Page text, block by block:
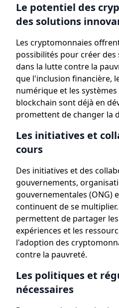
Le potentiel des
des solutions
Les cryptomonnaies
possibilités pour créer
dans la lutte contre la
que l'inclusion financière,
numérique et les
blockchain sont déjà en
promettent de changer la
Les initiatives et
cours
Des initiatives et des
gouvernements,
gouvernementales (ONG)
continuent de se
permettent de partager
expériences et les
l'adoption des
contre la pauvreté.
Les politiques et
nécessaires